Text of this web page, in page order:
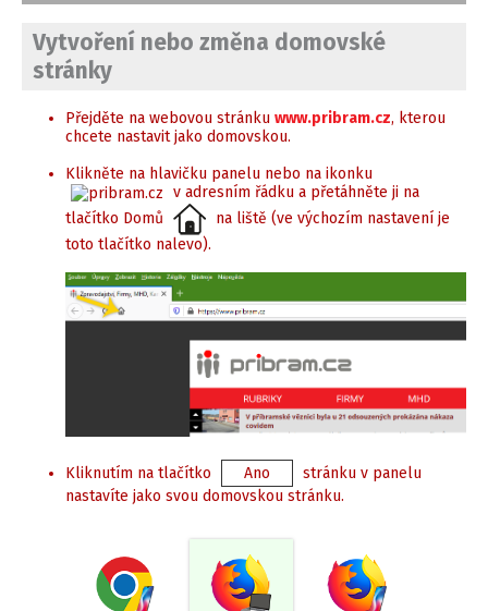
Vytvoření nebo změna domovské
stránky
Přejděte na webovou stránku www.pribram.cz, kterou
chcete nastavit jako domovskou.
Klikněte na hlavičku panelu nebo na ikonku
v adresním řádku a přetáhněte ji na
tlačítko Domů
na liště (ve výchozím nastavení je
toto tlačítko nalevo).
Kliknutím na tlačítko Ano
stránku v panelu
nastavíte jako svou domovskou stránku.